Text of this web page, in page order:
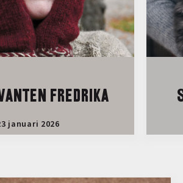
FREDRIKA
januari 2026